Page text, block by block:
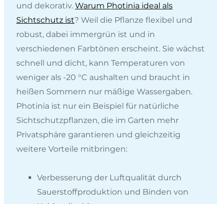
und dekorativ. Warum Photinia ideal als
Sichtschutz ist? Weil die Pflanze flexibel und
robust, dabei immergrün ist und in
verschiedenen Farbtönen erscheint. Sie wächst
schnell und dicht, kann Temperaturen von
weniger als -20 °C aushalten und braucht in
heißen Sommern nur mäßige Wassergaben.
Photinia ist nur ein Beispiel für natürliche
Sichtschutzpflanzen, die im Garten mehr
Privatsphäre garantieren und gleichzeitig
weitere Vorteile mitbringen:
Verbesserung der Luftqualität durch
Sauerstoffproduktion und Binden von